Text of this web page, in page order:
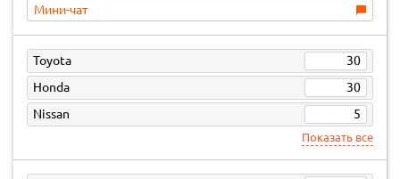
Мини-чат
Toyota
30
Honda
30
Nissan
5
Показать все